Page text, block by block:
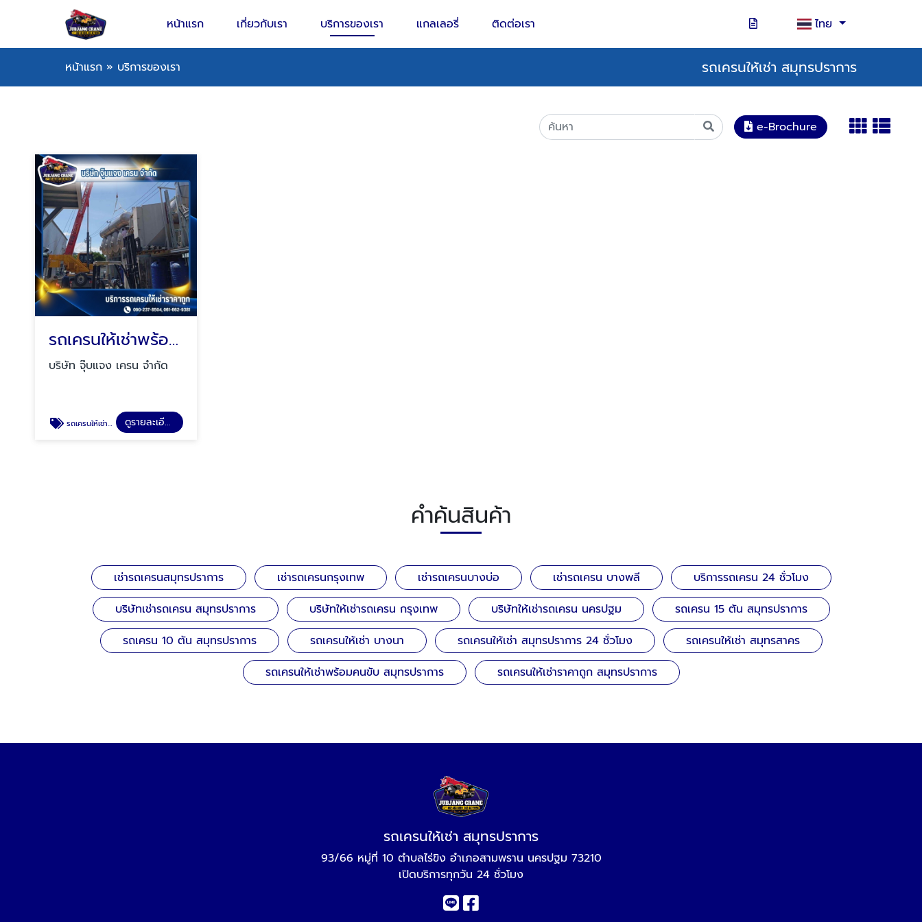
หน้าแรก เกี่ยวกับเรา บริการของเรา แกลเลอรี่ ติดต่อเรา ไทย
หน้าแรก » บริการของเรา รถเครนให้เช่า สมุทรปราการ
e-Brochure
รถเครนให้เช่าพร้อมคนขับ สมุทรปราการ
บริษัท จุ๊บแจง เครน จำกัด
รถเครนให้เช่าพร้อมคนขับ สมุทรปราการ ดูรายละเอียด
คำค้นสินค้า
เช่ารถเครนสมุทรปราการ เช่ารถเครนกรุงเทพ เช่ารถเครนบางบ่อ เช่ารถเครน บางพลี
บริการรถเครน 24 ชั่วโมง
บริษัทเช่ารถเครน สมุทรปราการ
บริษัทให้เช่ารถเครน กรุงเทพ บริษัทให้เช่ารถเครน นครปฐม
รถเครน 15 ตัน สมุทรปราการ
รถเครน 10 ตัน สมุทรปราการ
รถเครนให้เช่า บางนา รถเครนให้เช่า สมุทรปราการ 24 ชั่วโมง
รถเครนให้เช่า สมุทรสาคร
รถเครนให้เช่าพร้อมคนขับ สมุทรปราการ
รถเครนให้เช่าราคาถูก สมุทรปราการ
รถเครนให้เช่า สมุทรปราการ
93/66 หมู่ที่ 10 ตำบลไร่ขิง อำเภอสามพราน นครปฐม 73210
เปิดบริการทุกวัน 24 ชั่วโมง